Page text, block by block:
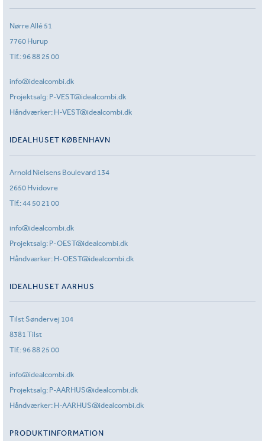
Nørre Allé 51
7760 Hurup
Tlf.:96 88 25 00
info@idealcombi.dk
Projektsalg: P-VEST@idealcombi.dk
Håndværker: H-VEST@idealcombi.dk
IDEALHUSET KØBENHAVN
Arnold Nielsens Boulevard 134
2650 Hvidovre
Tlf.:44 50 21 00
info@idealcombi.dk
Projektsalg: P-OEST@idealcombi.dk
Håndværker: H-OEST@idealcombi.dk
IDEALHUSET AARHUS
Tilst Søndervej 104
8381 Tilst
Tlf.:96 88 25 00
info@idealcombi.dk
Projektsalg: P-AARHUS@idealcombi.dk
Håndværker: H-AARHUS@idealcombi.dk
PRODUKTINFORMATION